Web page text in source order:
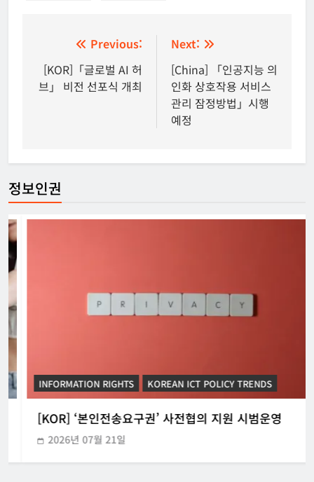
탐
색
Previous:
[KOR]「글로벌 AI 허
브」 비전 선포식 개최
Next:
[China] 「인공지능 의
인화 상호작용 서비스
관리 잠정방법」시행
예정
정보인권
INFORMATION RIGHTS KOREAN ICT POLICY TRENDS
[KOR] ‘본인전송요구권’ 사전협의 지원 시범운영
2026년 07월 21일